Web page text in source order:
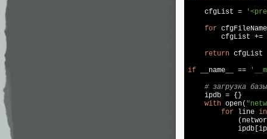
    cfgList =
for
cfgList
return cfgList
if __name__ ==
# загрузка
    ipdb = {}
with open(
for line in